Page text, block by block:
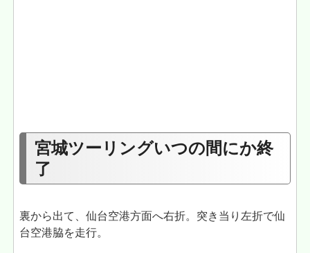
宮城ツーリングいつの間にか終
了
裏から出て、仙台空港方面へ右折。突き当り左折で仙
台空港脇を走行。